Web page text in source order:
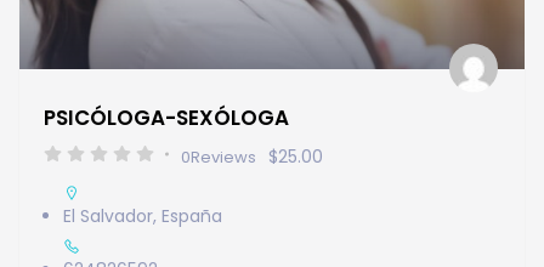
PSICÓLOGA-SEXÓLOGA
0Reviews $25.00
El Salvador, España